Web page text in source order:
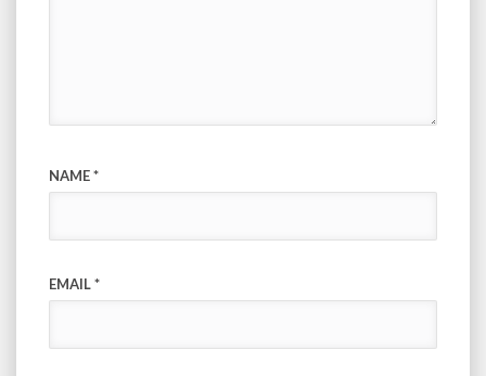
NAME*
EMAIL*